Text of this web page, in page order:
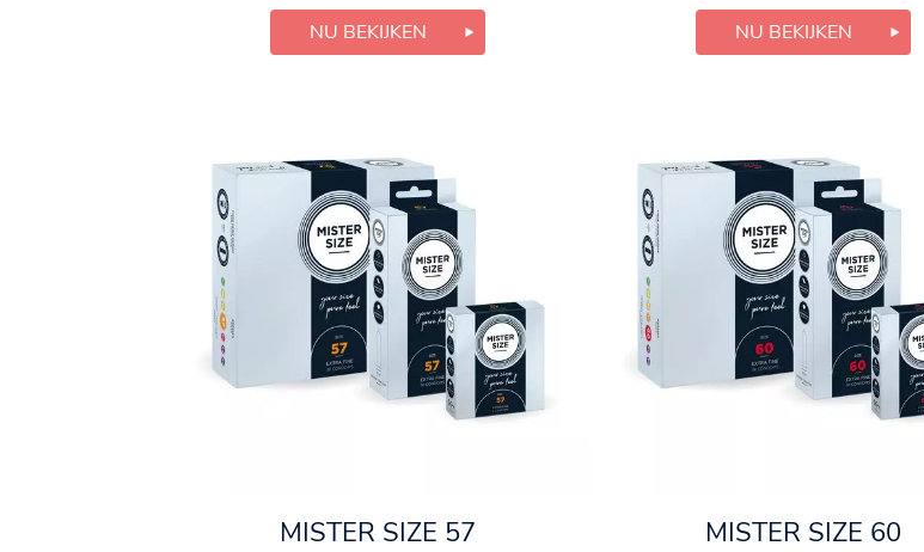
NU BEKIJKEN NU BEKIJKEN
MISTER SIZE 57 MISTER SIZE 60